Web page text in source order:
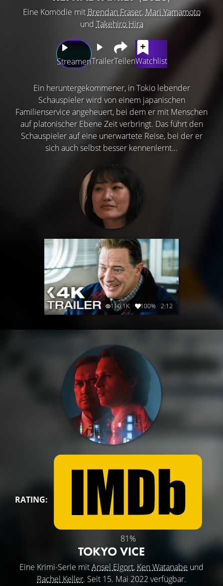
Eine Komödie mit Brendan Fraser, Mari Yamamoto
und Takehiro Hira
StreamenTrailerTeilenWatchlist
Ein heruntergekommener, in Tokio lebender
Schauspieler wird von einem japanischen
Familienservice angeheuert, bei dem er mit Menschen
auf platonischer Ebene Zeit verbringt. Das führt den
Schauspieler auf eine unerwartete Reise, bei der er
sich auch selbst besser kennenlernt...
110.1K 100% 2:12
RATING:
81%
TOKYO VICE
Eine Krimi-Serie mitAnsel Elgort, Ken Watanabe und
Rachel Keller. Seit 15. Mai 2022 verfügbar.